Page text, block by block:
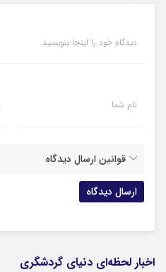
دیدگاه خود را اینجا بنویسید
نام شما
قوانین ارسال دیدگاه
اخبار لحظه‌ای دنیای گردشگری